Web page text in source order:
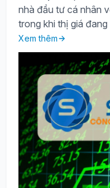
nhà đầu tư cá nhân
trong khi thị giá
Xem thêm